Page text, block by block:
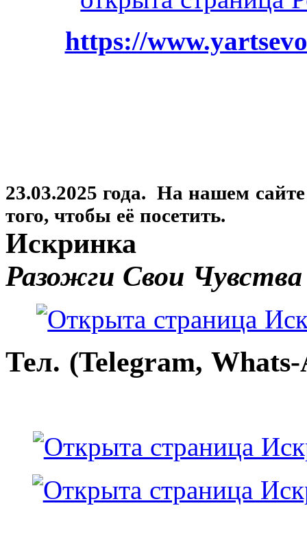
https://
23.03.2025 года. На нашем
того, чтобы её посетить.
Искринка
Разожги Свои Чувства
Тел. (Telegram,